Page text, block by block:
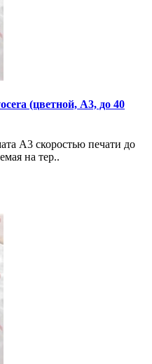
(цветной, A3, до 40
A3 скоростью печати до
на тер..